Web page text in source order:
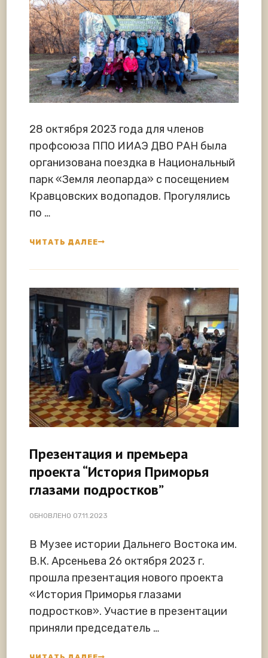
28 октября 2023 года для членов
профсоюза ППО ИИАЭ ДВО РАН была
организована поездка в Национальный
парк «Земля леопарда» с посещением
Кравцовских водопадов. Прогулялись
по …
ЧИТАТЬ ДАЛЕЕ
Презентация и премьера
проекта “История Приморья
глазами подростков”
ОБНОВЛЕНО 07.11.2023
В Музее истории Дальнего Востока им.
В.К. Арсеньева 26 октября 2023 г.
прошла презентация нового проекта
«История Приморья глазами
подростков». Участие в презентации
приняли председатель …